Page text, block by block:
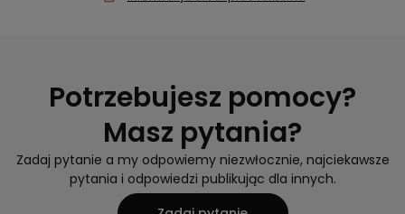
Potrzebujesz pomocy?
Masz pytania?
Zadaj pytanie a my odpowiemy niezwłocznie, najciekawsze
pytania i odpowiedzi publikując dla innych.